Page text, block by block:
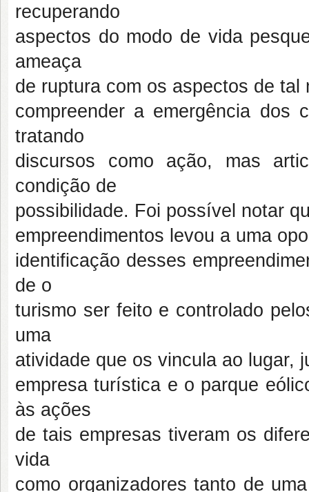
recuperando
aspectos do modo de vida
ameaça
de ruptura com os aspectos de
compreender a emergência dos
tratando
discursos como ação, mas
condição de
possibilidade. Foi possível notar
empreendimentos levou a uma
identificação desses
de o
turismo ser feito e controlado
uma
atividade que os vincula ao lugar,
empresa turística e o parque
às ações
de tais empresas tiveram os
vida
como organizadores tanto de